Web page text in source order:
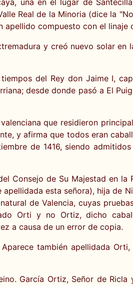
Real de la Minoria (dice la
apellido compuesto con el linaje
y creó nuevo solar en
del Rey don Jaime I,
desde donde pasó a El
que residieron
y afirma que todos eran
de 1416, siendo
Consejo de Su Majestad en la
esta señora), hija de
de Valencia, cuyas
Orti y no Ortiz, dicho
a causa de un error de copia.
también apellidada
García Ortiz, Señor de Ricla